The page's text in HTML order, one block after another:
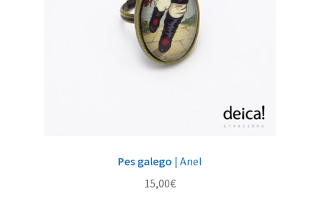
Pes galego | Anel
15,00€